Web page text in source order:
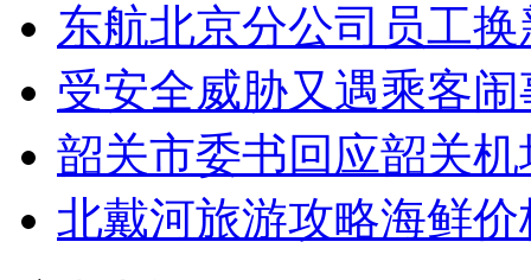
东航北京分公司员工
受安全威胁又遇乘客
韶关市委书回应韶关
北戴河旅游攻略海鲜